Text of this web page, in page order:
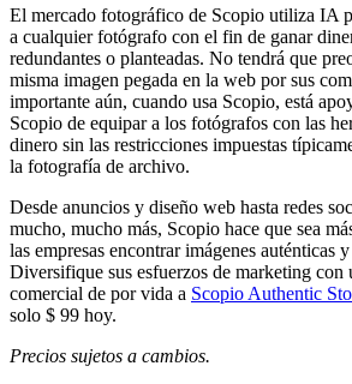
El mercado fotográfico de Scopio utiliza IA
a cualquier fotógrafo con el fin de ganar
redundantes o planteadas. No tendrá que
misma imagen pegada en la web por sus
importante aún, cuando usa Scopio, está
Scopio de equipar a los fotógrafos con las
dinero sin las restricciones impuestas
la fotografía de archivo.
Desde anuncios y diseño web hasta redes
mucho, mucho más, Scopio hace que sea
las empresas encontrar imágenes auténticas
Diversifique sus esfuerzos de marketing con
comercial de por vida a Scopio Authentic
solo $ 99 hoy.
Precios sujetos a cambios.